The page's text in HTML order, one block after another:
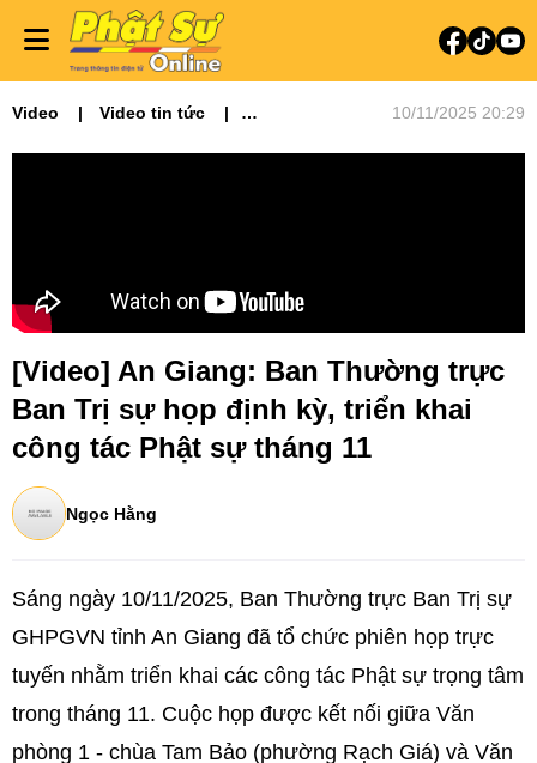
Video
Video tin tức
10/11/2025 20:29
[Video] An Giang: Ban Thường trực
Ban Trị sự họp định kỳ, triển khai
công tác Phật sự tháng 11
Ngọc Hằng
Sáng ngày 10/11/2025, Ban Thường trực Ban Trị sự
GHPGVN tỉnh An Giang đã tổ chức phiên họp trực
tuyến nhằm triển khai các công tác Phật sự trọng tâm
trong tháng 11. Cuộc họp được kết nối giữa Văn
phòng 1 - chùa Tam Bảo (phường Rạch Giá) và Văn